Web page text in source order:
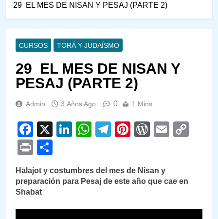
29 EL MES DE NISAN Y PESAJ (PARTE 2)
CURSOS TORÁ Y JUDAÍSMO
29 EL MES DE NISAN Y
PESAJ (PARTE 2)
Admin 3 Años Ago 0 1 Mins
Facebook
X LinkedIn
WhatsApp
Telegram
PinterestEmail
Print
Halajot y costumbres del mes de Nisan y
preparación para Pesaj de este año que cae en
Shabat